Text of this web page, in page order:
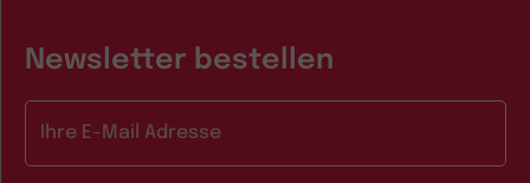
Newsletter bestellen